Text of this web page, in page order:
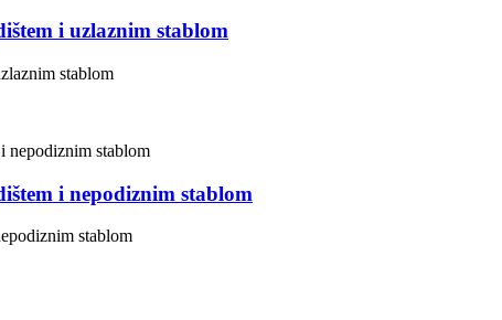
i uzlaznim stablom
stablom
i nepodiznim stablom
stablom